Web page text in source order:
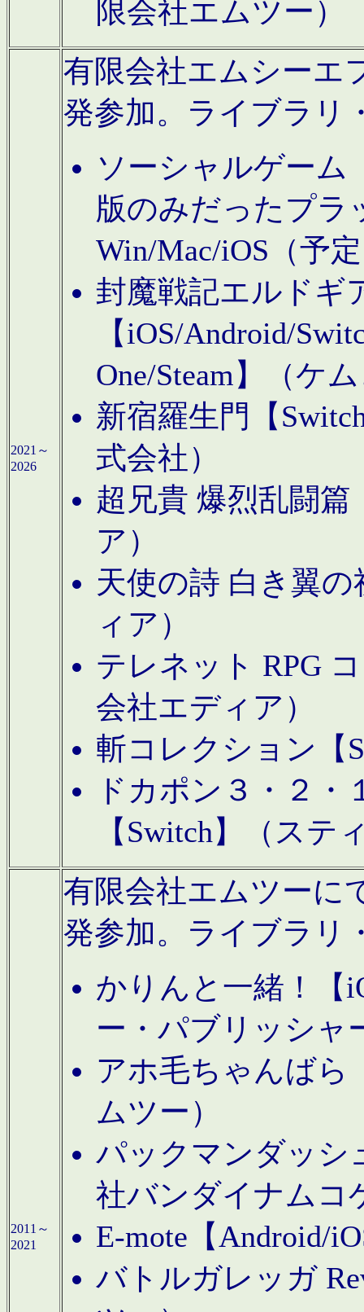
限会社エムツー）
2021～
2026
有限会社エムシーエ
発参加。ライブラリ
ソーシャルゲーム
版のみだったプラ
Win/Mac/iOS（予
封魔戦記エルドギ
【iOS/Android/
One/Steam】（ケ
新宿羅生門【
式会社）
超兄貴 爆烈乱闘篇
ア）
天使の詩 白き翼
ィア）
テレネット RPG
会社エディア）
斬コレクション【
ドカポン３・２
【Switch】（ステ
2011～
2021
有限会社エムツーに
発参加。ライブラリ
かりんと一緒！【
ー・パブリッシャ
アホ毛ちゃんばら
ムツー）
パックマンダッシ
社バンダイナムコ
E-mote【Android/
バトルガレッガ